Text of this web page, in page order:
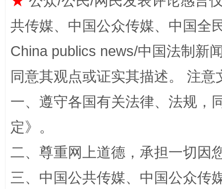
共传媒、中国公众传媒、中国全
China publics news/中国法制新
同意其观点或证实其描述。 注
一、遵守各国有关法律、法规，
定》。
二、尊重网上道德，承担一切因
三、中国公共传媒、中国公众传